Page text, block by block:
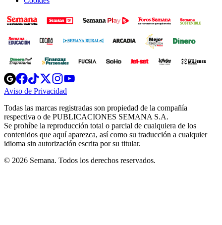
Opens
in
new
Opens
in
new
Opens
in
new
window
Opens
new
windowwindow
Aviso de Privacidad
new
window
Todas las marcas registradas son propiedad de la compañía
respectiva o de PUBLICACIONES SEMANA S.A.
Se prohíbe la reproducción total o parcial de cualquiera de los
contenidos que aquí aparezca, así como su traducción a cualquier
idioma sin autorización escrita por su titular.
© 2026 Semana. Todos los derechos reservados.